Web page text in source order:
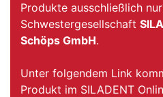
Produkte ausschließlich
Schwestergesellschaft
Schöps GmbH.
Unter folgendem Link
Produkt im SILADENT